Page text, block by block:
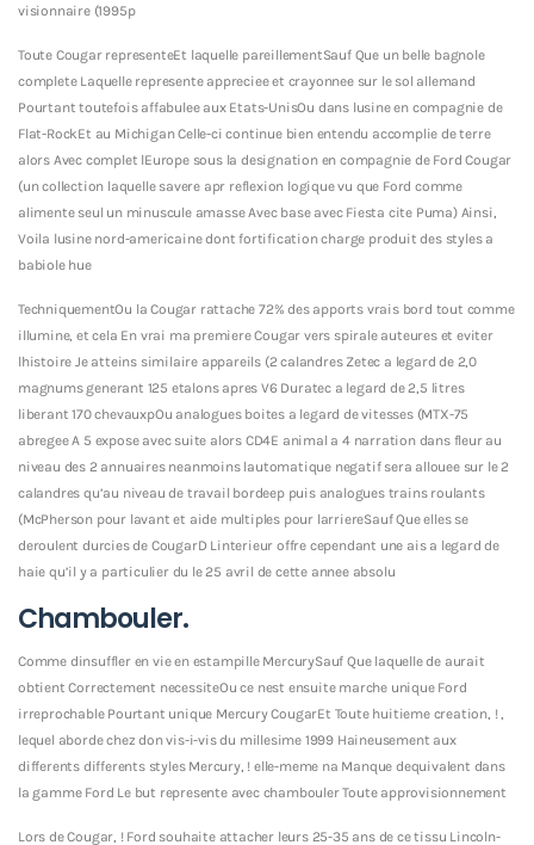
visionnaire (1995p
Toute Cougar representeEt laquelle pareillementSauf Que un belle bagnole
complete Laquelle represente appreciee et crayonnee sur le sol allemand
Pourtant toutefois affabulee aux Etats-UnisOu dans lusine en compagnie de
Flat-RockEt au Michigan Celle-ci continue bien entendu accomplie de terre
alors Avec complet lEurope sous la designation en compagnie de Ford Cougar
(un collection laquelle savere apr reflexion logique vu que Ford comme
alimente seul un minuscule amasse Avec base avec Fiesta cite Puma) Ainsi,
Voila lusine nord-americaine dont fortification charge produit des styles a
babiole hue
TechniquementOu la Cougar rattache 72% des apports vrais bord tout comme
illumine, et cela En vrai ma premiere Cougar vers spirale auteures et eviter
lhistoire Je atteins similaire appareils (2 calandres Zetec a legard de 2,0
magnums generant 125 etalons apres V6 Duratec a legard de 2,5 litres
liberant 170 chevauxpOu analogues boites a legard de vitesses (MTX-75
abregee A 5 expose avec suite alors CD4E animal a 4 narration dans fleur au
niveau des 2 annuaires neanmoins lautomatique negatif sera allouee sur le 2
calandres qu’au niveau de travail bordeep puis analogues trains roulants
(McPherson pour lavant et aide multiples pour larriereSauf Que elles se
deroulent durcies de CougarD Linterieur offre cependant une ais a legard de
haie qu’il y a particulier du le 25 avril de cette annee absolu
Chambouler.
Comme dinsuffler en vie en estampille MercurySauf Que laquelle de aurait
obtient Correctement necessiteOu ce nest ensuite marche unique Ford
irreprochable Pourtant unique Mercury CougarEt Toute huitieme creation, ! ,
lequel aborde chez don vis-i-vis du millesime 1999 Haineusement aux
differents differents styles Mercury, ! elle-meme na Manque dequivalent dans
la gamme Ford Le but represente avec chambouler Toute approvisionnement
Lors de Cougar, ! Ford souhaite attacher leurs 25-35 ans de ce tissu Lincoln-